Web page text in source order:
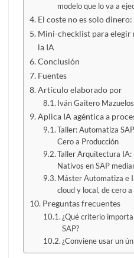
modelo que lo va a
El coste no es solo
Mini-checklist para elegir
la IA
Conclusión
Fuentes
Artículo elaborado por
Iván Gaitero Mazuelos
Aplica IA agéntica a
Taller: Automatiza
Cero a Producción
Taller Arquitectura IA:
Nativos en SAP
Máster Automatiza e
cloud y local, de cero
Preguntas frecuentes
¿Qué criterio
SAP?
¿Conviene usar un